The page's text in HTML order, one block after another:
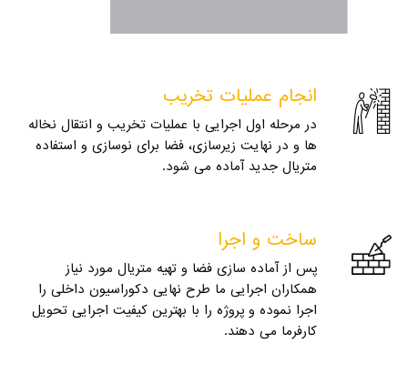
انجام عملیات تخریب
در مرحله اول اجرایی با عملیات تخریب و انتقال نخاله
ها و در نهایت زیرسازی، فضا برای نوسازی و استفاده
متریال جدید آماده می شود.
ساخت و اجرا
پس از آماده سازی فضا و تهیه متریال مورد نیاز
همکاران اجرایی ما طرح نهایی دکوراسیون داخلی را
اجرا نموده و پروژه را با بهترین کیفیت اجرایی تحویل
کارفرما می دهند.